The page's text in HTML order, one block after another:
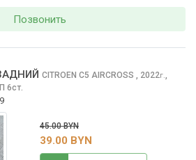
Позвонить
CITROEN C5 AIRCROSS , 2022г.
6ст.
45.00 BYN
39.00 BYN